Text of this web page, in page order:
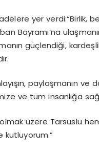
yer verdi:“Birlik,
Bayramı’na
güçlendiği,
paylaşmanın
ve tüm insanlığa
üzere Tarsuslu
kutluyorum.”